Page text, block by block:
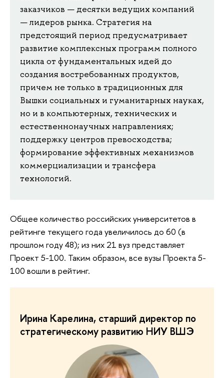
заказчиков — десятки ведущих компаний
— лидеров рынка. Стратегия на
предстоящий период предусматривает
развитие комплексных программ полного
цикла от фундаментальных идей до
создания востребованных продуктов,
причем не только в традиционных для
Вышки социальных и гуманитарных науках,
но и в компьютерных, технических и
естественнонаучных направлениях;
поддержку центров превосходства;
формирование эффективных механизмов
коммерциализации и трансфера
технологий.
Общее количество российских университетов в
рейтинге текущего года увеличилось до 60 (в
прошлом году 48); из них 21 вуз представляет
Проект 5-100. Таким образом, все вузы Проекта 5-
100 вошли в рейтинг.
Ирина Карелина, старший директор по
стратегическому развитию НИУ ВШЭ